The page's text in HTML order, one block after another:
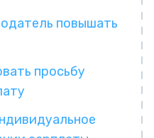
повышать
просьбу